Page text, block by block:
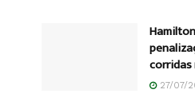
corridas
27/07/